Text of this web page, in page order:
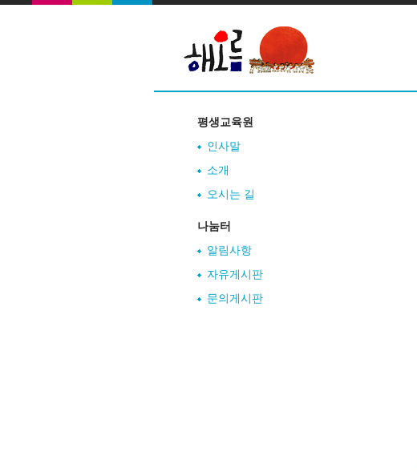
평생교육원
인사말
소개
오시는 길
나눔터
알림사항
자유게시판
문의게시판